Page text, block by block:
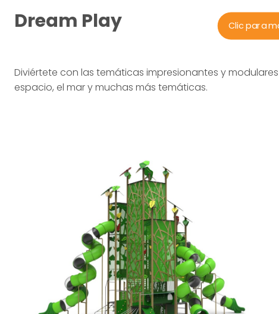
Dream Play Clic para
Diviértete con las temáticas impresionantes y
espacio, el mar y muchas más temáticas.